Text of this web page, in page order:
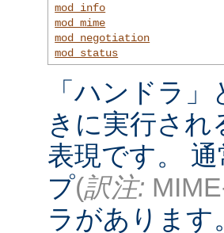
mod_info
mod_mime
mod_negotiation
mod_status
「ハンドラ
きに実行され
表現です。
プ(訳注:
ラがあります